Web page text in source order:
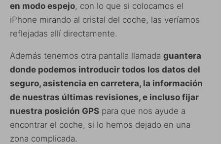
en modo espejo, con lo que si colocamos el
iPhone mirando al cristal del coche, las veríamos
reflejadas allí directamente.
Además tenemos otra pantalla llamada guantera
donde podemos introducir todos los datos del
seguro, asistencia en carretera, la información
de nuestras últimas revisiones, e incluso fijar
nuestra posición GPS para que nos ayude a
encontrar el coche, si lo hemos dejado en una
zona complicada.